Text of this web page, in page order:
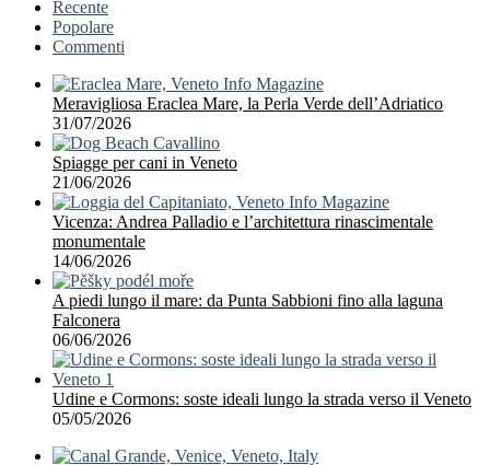
Recente
Popolare
Commenti
Meravigliosa Eraclea Mare, la Perla Verde dell’Adriatico
31/07/2026
Spiagge per cani in Veneto
21/06/2026
Vicenza: Andrea Palladio e l’architettura rinascimentale
monumentale
14/06/2026
A piedi lungo il mare: da Punta Sabbioni fino alla laguna
Falconera
06/06/2026
Udine e Cormons: soste ideali lungo la strada verso il Veneto
05/05/2026